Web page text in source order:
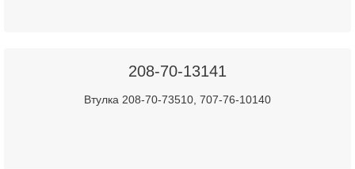
208-70-13141
Втулка 208-70-73510, 707-76-10140